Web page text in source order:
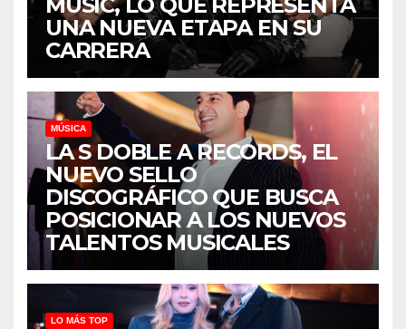
UNA NUEVA ETAPA EN SU
CARRERA
MÚSICA
LA S DOBLE A RECORDS, EL
NUEVO SELLO
DISCOGRÁFICO QUE BUSCA
POSICIONAR A LOS NUEVOS
TALENTOS MUSICALES
LO MÁS TOP